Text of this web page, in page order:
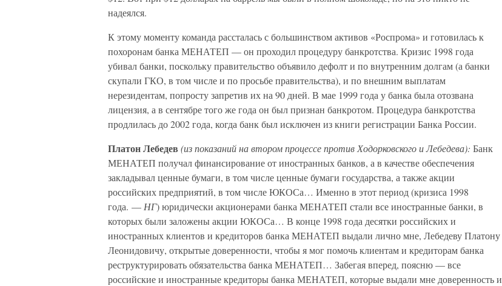
надеялся.
К этому моменту команда рассталась с большинством активов «Роспрома» и готовилась к
похоронам банка МЕНАТЕП — он проходил процедуру банкротства. Кризис 1998 года
убивал банки, поскольку правительство объявило дефолт и по внутренним долгам (а банки
скупали ГКО, в том числе и по просьбе правительства), и по внешним выплатам
нерезидентам, попросту запретив их на 90 дней. В мае 1999 года у банка была отозвана
лицензия, а в сентябре того же года он был признан банкротом. Процедура банкротства
продлилась до 2002 года, когда банк был исключен из книги регистрации Банка России.
Платон Лебедев (из показаний на втором процессе против Ходорковского и Лебедева): Банк
МЕНАТЕП получал финансирование от иностранных банков, а в качестве обеспечения
закладывал ценные бумаги, в том числе ценные бумаги государства, а также акции
российских предприятий, в том числе ЮКОСа… Именно в этот период (кризиса 1998
года. — НГ) юридически акционерами банка МЕНАТЕП стали все иностранные банки, в
которых были заложены акции ЮКОСа… В конце 1998 года десятки российских и
иностранных клиентов и кредиторов банка МЕНАТЕП выдали лично мне, Лебедеву Платону
Леонидовичу, открытые доверенности, чтобы я мог помочь клиентам и кредиторам банка
реструктурировать обязательства банка МЕНАТЕП… Забегая вперед, поясню — все
российские и иностранные кредиторы банка МЕНАТЕП, которые выдали мне доверенность и